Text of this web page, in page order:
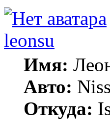
leonsu
Имя:
Авто:
Откуда: